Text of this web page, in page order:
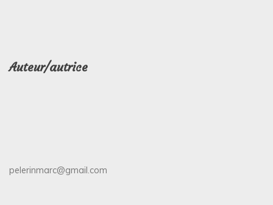
Auteur/autrice
pelerinmarc@gmail.com